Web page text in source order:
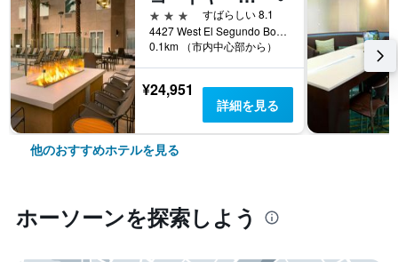
3つ星
すばらしい 8.1
4427 West El Segundo Boulevard, ホーソーン, CA, アメリカ合衆国
0.1km （市内中心部から）
¥24,951
詳細を見る
他のおすすめホテルを見る
ホーソーン​を探索しよう